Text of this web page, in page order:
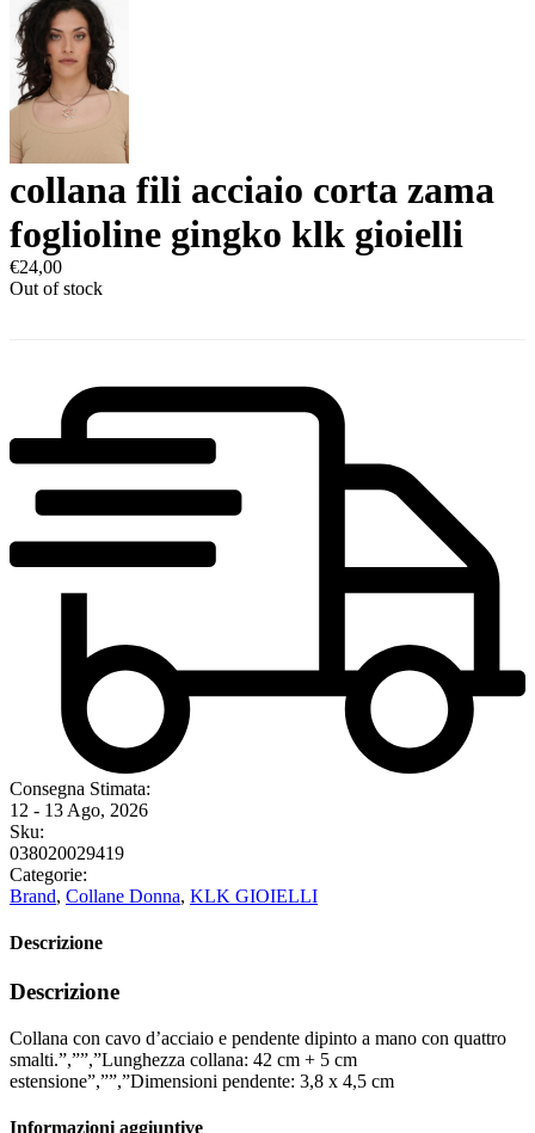
collana fili acciaio corta zama
foglioline gingko klk gioielli
€24,00
Out of stock
Consegna Stimata:
12 - 13 Ago, 2026
Sku:
038020029419
Categorie:
Brand, Collane Donna, KLK GIOIELLI
Descrizione
Descrizione
Collana con cavo d’acciaio e pendente dipinto a mano con quattro
smalti.”,””,”Lunghezza collana: 42 cm + 5 cm
estensione”,””,”Dimensioni pendente: 3,8 x 4,5 cm
Informazioni aggiuntive